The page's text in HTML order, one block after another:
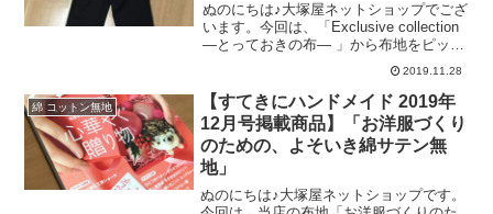
ぬのにちは♪大塚屋ネットショップでござ
います。今回は、「Exclusive collection
―とっておきの布― 」から布地をピック
アップしたスタッフ制作のお洋服例をご
紹介いたします。※「Exclusive
collection ―とっておきの布― 」とは･･･
「Exclusive（エクスクルーシヴ）」に
は、「特別な・高級な」といった意味合
いがありまして、日頃洋裁をお楽しみい
ただいています皆様へ、ワンランク上の
ファブリックをご提案させていただくの
がコンセプトです。参考にさせていただ
2019.11.28
綿 コットン無地
【すてきにハンドメイド 2019年
12月号掲載商品】「お洋服づくり
のための、よそいき綿サテン無
地」
ぬのにちは♪大塚屋ネットショップです。